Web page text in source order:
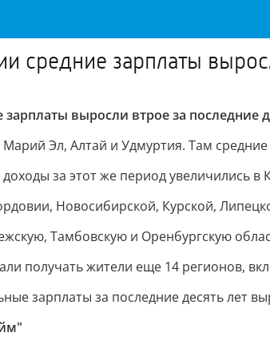
средние зарплаты
выросли втрое за последние
Марий Эл, Алтай и Удмуртия. Там
за этот же период увеличились в
Новосибирской, Курской,
Тамбовскую и Оренбургскую
получать жители еще 14 регионов,
зарплаты за последние десять лет